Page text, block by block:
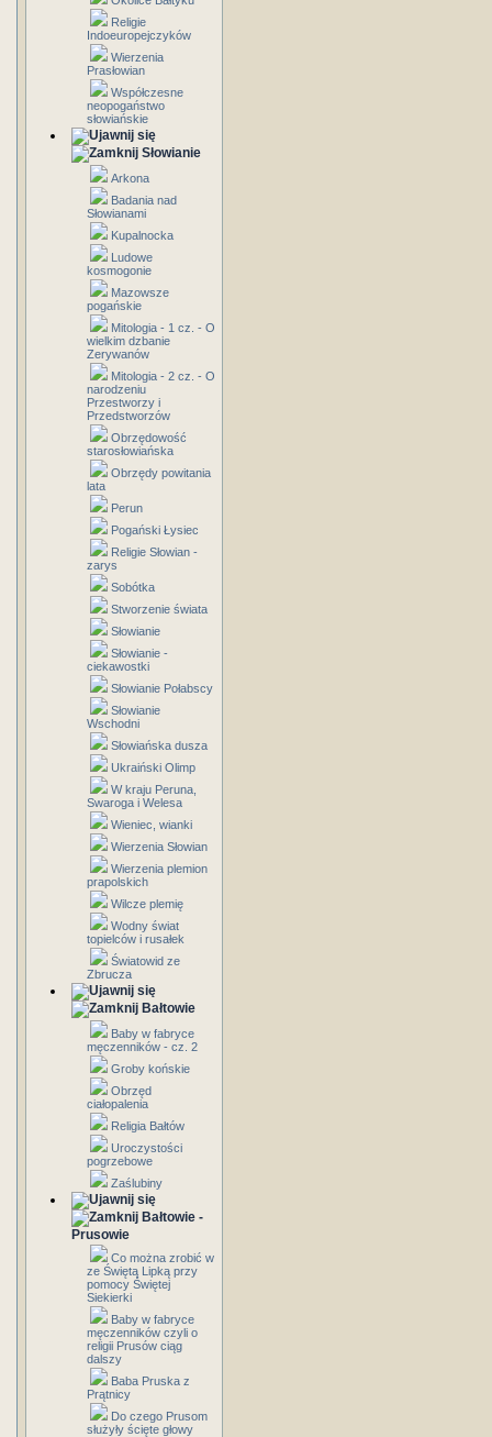
Religie
Indoeuropejczyków
Wierzenia
Prasłowian
Współczesne
neopogaństwo
słowiańskie
Słowianie
Arkona
Badania nad
Słowianami
Kupalnocka
Ludowe
kosmogonie
Mazowsze
pogańskie
Mitologia - 1 cz. - O
wielkim dzbanie
Zerywanów
Mitologia - 2 cz. - O
narodzeniu
Przestworzy i
Przedstworzów
Obrzędowość
starosłowiańska
Obrzędy powitania
lata
Perun
Pogański Łysiec
Religie Słowian -
zarys
Sobótka
Stworzenie świata
Słowianie
Słowianie -
ciekawostki
Słowianie Połabscy
Słowianie
Wschodni
Słowiańska dusza
Ukraiński Olimp
W kraju Peruna,
Swaroga i Welesa
Wieniec, wianki
Wierzenia Słowian
Wierzenia plemion
prapolskich
Wilcze plemię
Wodny świat
topielców i rusałek
Światowid ze
Zbrucza
Bałtowie
Baby w fabryce
męczenników - cz. 2
Groby końskie
Obrzęd
ciałopalenia
Religia Bałtów
Uroczystości
pogrzebowe
Zaślubiny
Bałtowie -
Prusowie
Co można zrobić w
ze Świętą Lipką przy
pomocy Świętej
Siekierki
Baby w fabryce
męczenników czyli o
religii Prusów ciąg
dalszy
Baba Pruska z
Prątnicy
Do czego Prusom
służyły ścięte głowy